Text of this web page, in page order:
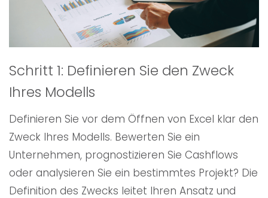
Schritt 1: Definieren Sie den Zweck
Ihres Modells
Definieren Sie vor dem Öffnen von Excel klar den
Zweck Ihres Modells. Bewerten Sie ein
Unternehmen, prognostizieren Sie Cashflows
oder analysieren Sie ein bestimmtes Projekt? Die
Definition des Zwecks leitet Ihren Ansatz und